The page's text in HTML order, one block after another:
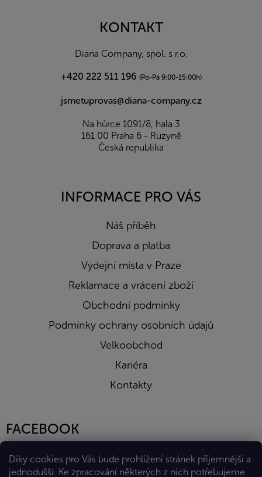
Díky cookies pro Vás bude prohlížení stránek příjemnější a
jednodušší. Ke zpracování některých z nich potřebujeme
KONTAKT
Diana Company, spol. s r.o.
+420 222 511 196 (Po-Pá 9:00-15:00h)
jsmetuprovas@diana-company.cz
Na hůrce 1091/8, hala 3
161 00 Praha 6 - Ruzyně
Česká republika
INFORMACE PRO VÁS
Náš příběh
Doprava a platba
Výdejní místa v Praze
Reklamace a vrácení zboží
Obchodní podmínky
Podmínky ochrany osobních údajů
Velkoobchod
Kariéra
Kontakty
FACEBOOK